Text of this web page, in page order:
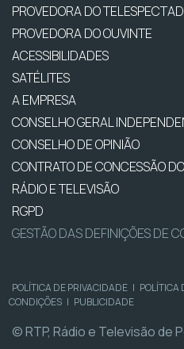
PROVEDORA DO
PROVEDORA DO OUVINTE
ACESSIBILIDADES
SATÉLITES
A EMPRESA
CONSELHO GERAL
CONSELHO DE OPINIÃO
CONTRATO DE CONCESSÃO
RÁDIO E TELEVISÃO
RGPD
GESTÃO DAS DEFINIÇÕES DE
POLÍTICA DE PRIVACIDADE | POLÍTICA
CONDIÇÕES | PUBLICIDADE
© RTP, Rádio e Televisão de